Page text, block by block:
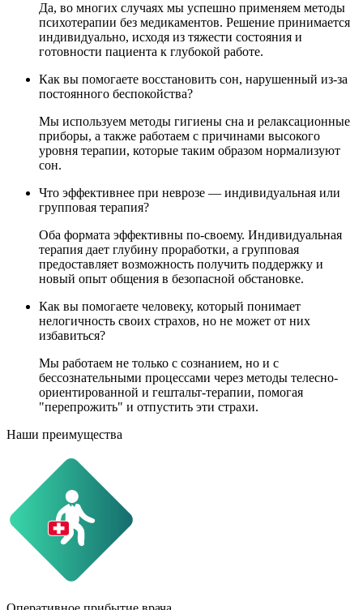
Да, во многих случаях мы успешно применяем методы
психотерапии без медикаментов. Решение принимается
индивидуально, исходя из тяжести состояния и
готовности пациента к глубокой работе.
Как вы помогаете восстановить сон, нарушенный из-за
постоянного беспокойства?
Мы используем методы гигиены сна и релаксационные
приборы, а также работаем с причинами высокого
уровня терапии, которые таким образом нормализуют
сон.
Что эффективнее при неврозе — индивидуальная или
групповая терапия?
Оба формата эффективны по-своему. Индивидуальная
терапия дает глубину проработки, а групповая
предоставляет возможность получить поддержку и
новый опыт общения в безопасной обстановке.
Как вы помогаете человеку, который понимает
нелогичность своих страхов, но не может от них
избавиться?
Мы работаем не только с сознанием, но и с
бессознательными процессами через методы телесно-
ориентированной и гештальт-терапии, помогая
"перепрожить" и отпустить эти страхи.
Наши преимущества